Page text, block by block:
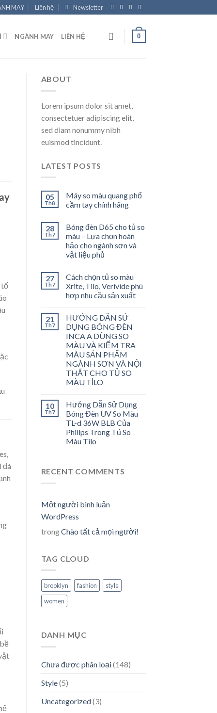
MAY Liên hệ Newsletter
NGÀNH MAY LIÊN HỆ 0
tố
đá
ABOUT
Lorem ipsum dolor sit amet,
consectetuer adipiscing elit,
sed diam nonummy nibh
euismod tincidunt.
LATEST POSTS
05
Th8
Máy so màu quang phổ
cầm tay chính hãng
28
Th7
Bóng đèn D65 cho tủ so
màu – Lựa chọn hoàn
hảo cho ngành sơn và
vật liệu phủ
27
Th7
Cách chọn tủ so màu
Xrite, Tilo, Verivide phù
hợp nhu cầu sản xuất
21
Th7
HƯỚNG DẪN SỬ
DỤNG BÓNG ĐÈN
INCA A DÙNG SO
MÀU VÀ KIỂM TRA
MÀU SẢN PHẨM
NGÀNH SƠN VÀ NỘI
THẤT CHO TỦ SO
MÀU TİLO
10
Th7
Hướng Dẫn Sử Dụng
Bóng Đèn UV So Màu
TL-d 36W BLB Của
Philips Trong Tủ So
Màu Tilo
RECENT COMMENTS
Một người bình luận
WordPress
trongChào tất cả mọi người!
TAG CLOUD
brooklyn fashion
style
women
DANH MỤC
Chưa được phân loại(148)
Style(5)
Uncategorized(3)